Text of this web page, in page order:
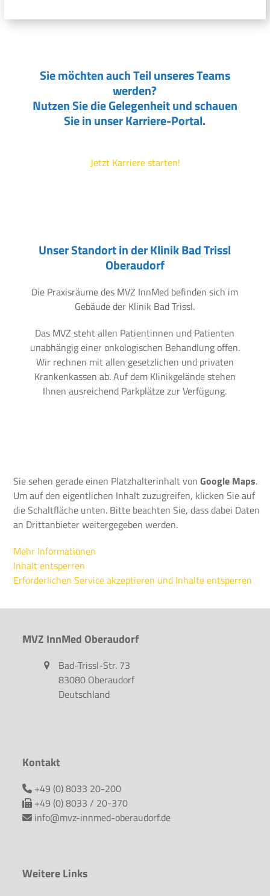
Sie möchten auch Teil unseres Teams
werden?
Nutzen Sie die Gelegenheit und schauen
Sie in unser Karriere-Portal.
Jetzt Karriere starten!
Unser Standort in der Klinik Bad Trissl
Oberaudorf
Die Praxisräume des MVZ InnMed befinden sich im
Gebäude der Klinik Bad Trissl.
Das MVZ steht allen Patientinnen und Patienten
unabhängig einer onkologischen Behandlung offen.
Wir rechnen mit allen gesetzlichen und privaten
Krankenkassen ab. Auf dem Klinikgelände stehen
Ihnen ausreichend Parkplätze zur Verfügung.
Sie sehen gerade einen Platzhalterinhalt vonGoogle Maps.
Um auf den eigentlichen Inhalt zuzugreifen, klicken Sie auf
die Schaltfläche unten. Bitte beachten Sie, dass dabei Daten
an Drittanbieter weitergegeben werden.
Mehr Informationen
Inhalt entsperren
Erforderlichen Service akzeptieren und Inhalte entsperren
MVZ InnMed Oberaudorf
Bad-Trissl-Str. 73
83080 Oberaudorf
Deutschland
Kontakt
+49 (0) 8033 20-200
+49 (0) 8033 / 20-370
info@mvz-innmed-oberaudorf.de
Weitere Links